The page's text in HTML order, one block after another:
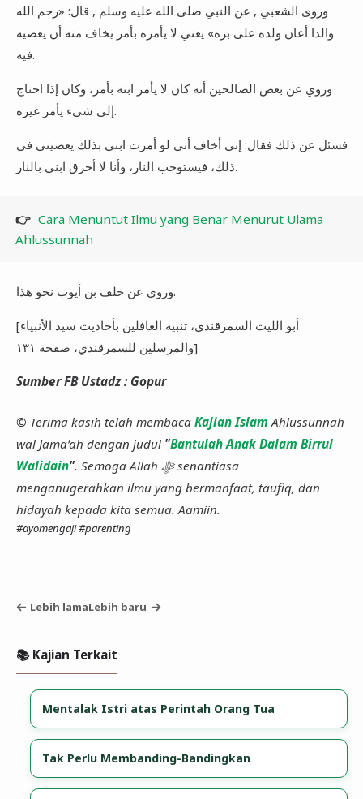
وروى الشعبي , عن النبي صلى الله عليه وسلم , قال: «رحم الله
والدا أعان ولده على بره» يعني لا يأمره بأمر يخاف منه أن يعصيه
فيه.
وروي عن بعض الصالحين أنه كان لا يأمر ابنه بأمر، وكان إذا احتاج
إلى شيء يأمر غيره.
فسئل عن ذلك فقال: إني أخاف أني لو أمرت ابني بذلك يعصيني في
ذلك، فيستوجب النار، وأنا لا أحرق ابني بالنار.
👉 Cara Menuntut Ilmu yang Benar Menurut Ulama
Ahlussunnah
وروي عن خلف بن أيوب نحو هذا.
[أبو الليث السمرقندي، تنبيه الغافلين بأحاديث سيد الأنبياء
والمرسلين للسمرقندي، صفحة ١٣١]
Sumber FB Ustadz : Gopur
© Terima kasih telah membaca Kajian Islam Ahlussunnah
wal Jama’ah dengan judul "Bantulah Anak Dalam Birrul
Walidain". Semoga Allah ﷻ senantiasa
menganugerahkan ilmu yang bermanfaat, taufiq, dan
hidayah kepada kita semua. Aamiin.
#ayomengaji#parenting
Lebih lamaLebih baru
📚 Kajian Terkait
Mentalak Istri atas Perintah Orang Tua
Tak Perlu Membanding-Bandingkan